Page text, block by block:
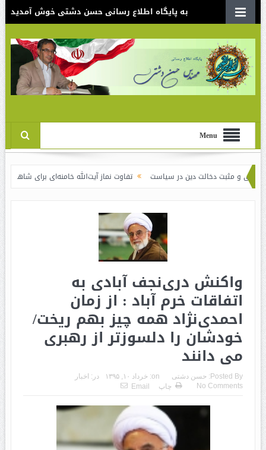
به پایگاه اطلاع رسانی حسن دشتی خوش آمدید
Menu
دخالت دین در سیاست تفاوت نماز آیت‌الله خامنه‌ای برای شاهرودی و
واکنش دری‌نجف آبادی به
اتفاقات خرم آباد : از زمان
احمدی‌نژاد همه چیز بهم ریخت/
خودشان را دلسوزتر از رهبری
می دانند
Posted By: حسن دشتی on: خرداد ۱۰, ۱۳۹۵ در: اخبار
No Comments
چاپ Email